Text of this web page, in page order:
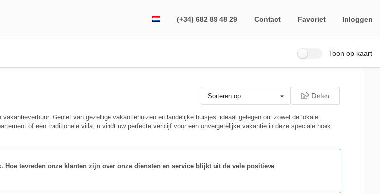
(+34) 682 89 48 29 Contact Favoriet Inloggen
Toon op kaart
Sorteren op Delen
Geniet van gezellige vakantiehuizen en landelijke huisjes, ideaal gelegen om zowel de lokale
of een traditionele villa, u vindt uw perfecte verblijf voor een onvergetelijke vakantie in deze speciale hoek
Hoe tevreden onze klanten zijn over onze diensten en service blijkt uit de vele positieve